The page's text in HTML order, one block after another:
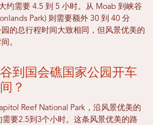
约需要 4.5 到 5 小时。从 Moab 到峡谷
Park) 则需要额外 30 到 40 分
的总行程时间大致相同，但风景优美的
。
到国会礁国家公园开车
？
Reef National Park，沿风景优美的
要2.5到3个小时。这条风景优美的路